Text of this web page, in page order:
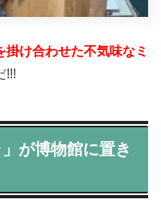
掛け合わせた不気味なミ
!!!
が博物館に置き